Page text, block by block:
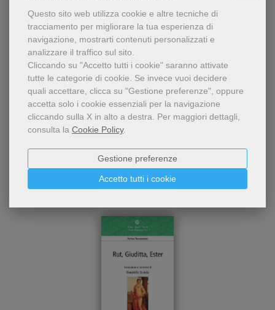
Questo sito web utilizza cookie e altre tecniche di
tracciamento per migliorare la tua esperienza di
navigazione, mostrarti contenuti personalizzati e
analizzare il traffico sul sito.
Cliccando su "Accetto tutti i cookie" saranno attivate
tutte le categorie di cookie. Se invece vuoi decidere
quali accettare, clicca su "Gestione preferenze", oppure
accetta solo i cookie essenziali per la navigazione
cliccando sulla X in alto a destra. Per maggiori dettagli,
consulta la Cookie Policy.
Accetto tutti i cookie
Gestione preferenze
Condividi
Chi ha visto questo prodotto
ha visto anche...